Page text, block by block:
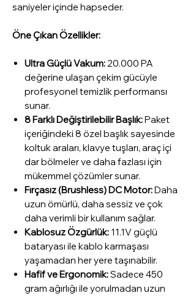
saniyeler içinde hapseder.
Öne Çıkan Özellikler:
Ultra Güçlü Vakum: 20.000 PA
değerine ulaşan çekim gücüyle
profesyonel temizlik performansı
sunar.
8 Farklı Değiştirilebilir Başlık:Paket
içeriğindeki 8 özel başlık sayesinde
koltuk araları, klavye tuşları, araç içi
dar bölmeler ve daha fazlası için
mükemmel çözümler sunar.
Fırçasız (Brushless) DC Motor:Daha
uzun ömürlü, daha sessiz ve çok
daha verimli bir kullanım sağlar.
Kablosuz Özgürlük: 11.1V güçlü
bataryası ile kablo karmaşası
yaşamadan her yere taşınabilir.
Hafif ve Ergonomik:Sadece 450
gram ağırlığı ile yorulmadan uzun